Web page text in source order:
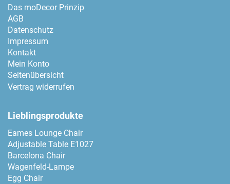
Das moDecor Prinzip
AGB
Datenschutz
Impressum
Kontakt
Mein Konto
Seitenübersicht
Vertrag widerrufen
Lieblingsprodukte
Eames Lounge Chair
Adjustable Table E1027
Barcelona Chair
Wagenfeld-Lampe
Egg Chair